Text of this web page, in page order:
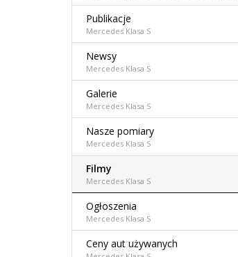
Publikacje
Mercedes Klasa S
Newsy
Mercedes Klasa S
Galerie
Mercedes Klasa S
Nasze pomiary
Mercedes Klasa S
Filmy
Mercedes Klasa S
Ogłoszenia
Mercedes Klasa S
Ceny aut używanych